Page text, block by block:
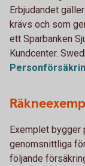
Erbjudandet
krävs och som
ett Sparbanken
Kundcenter.
Exemplet bygger
genomsnittliga
följande